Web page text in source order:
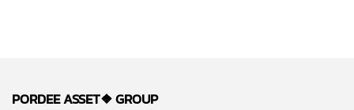
PORDEE ASSET❖GROUP